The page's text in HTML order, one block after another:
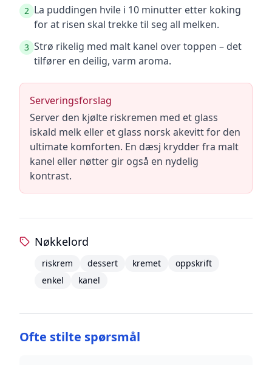
2 La puddingen hvile i 10 minutter etter koking
for at risen skal trekke til seg all melken.
3 Strø rikelig med malt kanel over toppen – det
tilfører en deilig, varm aroma.
Serveringsforslag
Server den kjølte riskremen med et glass
iskald melk eller et glass norsk akevitt for den
ultimate komforten. En dæsj krydder fra malt
kanel eller nøtter gir også en nydelig
kontrast.
Nøkkelord
riskrem dessert kremet
oppskrift
enkel
kanel
Ofte stilte spørsmål